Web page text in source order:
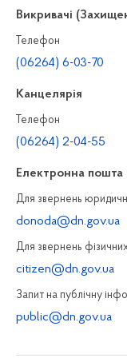
Викривачі
Телефон
(06264) 6-03-70
Канцелярiя
Телефон
(06264) 2-04-55
Електронна пошта
Для звернень
donoda@dn.gov.ua
Для звернень
citizen@dn.gov.ua
Запит на публiчну
public@dn.gov.ua